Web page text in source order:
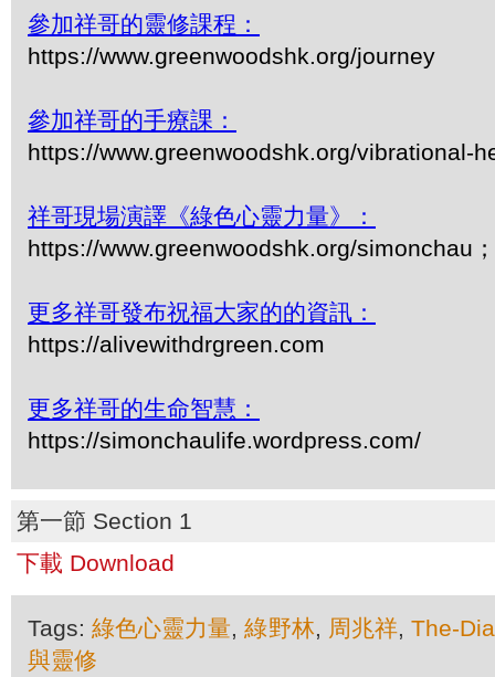
參加祥哥的靈修課程：
https://www.greenwoodshk.org/journey
參加祥哥的手療課：
https://www.greenwoodshk.org/vibrational-
祥哥現場演譯《綠色心靈力量》：
https://www.greenwoodshk.org/simonchau
更多祥哥發布祝福大家的的資訊：
https://alivewithdrgreen.com
更多祥哥的生命智慧：
https://simonchaulife.wordpress.com/
第一節 Section 1
下載 Download
Tags:綠色心靈力量,綠野林, 周兆祥, The-
與靈修